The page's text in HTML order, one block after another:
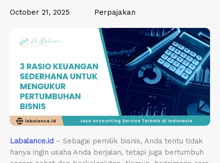
October 21, 2025 Perpajakan
Labalance.id – Sebagai pemilik bisnis, Anda tentu tidak
hanya ingin usaha Anda berjalan, tetapi juga bertumbuh